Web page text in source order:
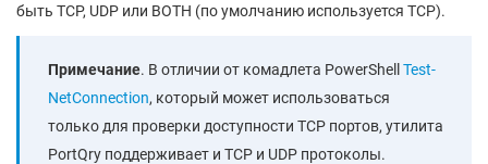
быть TCP, UDP или BOTH (по умолчанию используется TCP).
Примечание. В отличии от комадлета PowerShell Test-
NetConnection, который может использоваться
только для проверки доступности TCP портов, утилита
PortQry поддерживает и TCP и UDP протоколы.